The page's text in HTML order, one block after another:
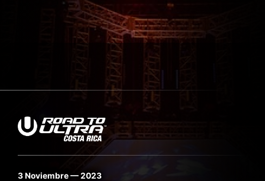
3 Noviembre — 2023